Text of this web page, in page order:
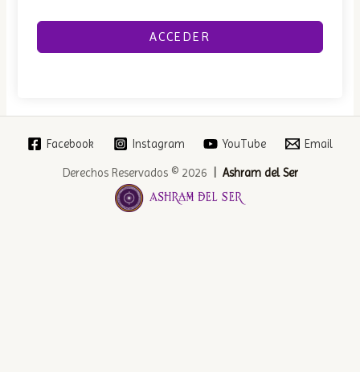
ACCEDER
Facebook Instagram YouTube Email
Derechos Reservados © 2026 Ashram del Ser